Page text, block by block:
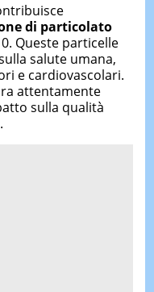
di particolato
Queste particelle
salute umana,
e cardiovascolari.
attentamente
sulla qualità